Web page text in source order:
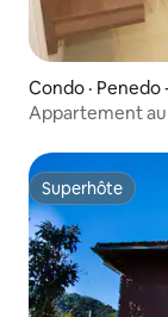
Condo · Penedo
Appartement
Superhôte
Superhôte